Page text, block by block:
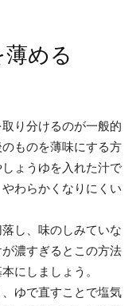
める
り分けるのが一般的
ものを薄味にする方
ょうゆを入れた汁で
わらかくなりにくい
し、味のしみていな
濃すぎるとこの方法
にしましょう。
ゆで直すことで塩気